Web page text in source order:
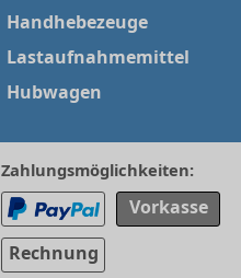
Handhebezeuge
Lastaufnahmemittel
Hubwagen
Zahlungsmöglichkeiten:
Vorkasse
Rechnung